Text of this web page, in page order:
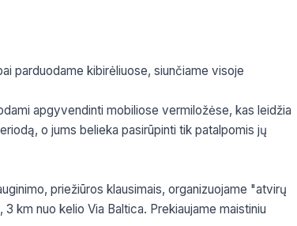
parduodame kibirėliuose, siunčiame visoje
apgyvendinti mobiliose vermiložėse, kas leidžia
o jums belieka pasirūpinti tik patalpomis jų
priežiūros klausimais, organizuojame "atvirų
km nuo kelio Via Baltica. Prekiaujame maistiniu